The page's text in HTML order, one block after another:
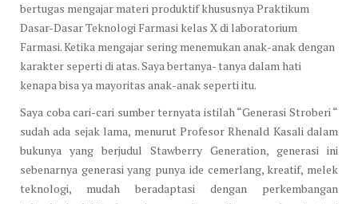
bertugas mengajar materi produktif khususnya Praktikum
Dasar-Dasar Teknologi Farmasi kelas X di laboratorium
Farmasi. Ketika mengajar sering menemukan anak-anak dengan
karakter seperti di atas. Saya bertanya- tanya dalam hati
kenapa bisa ya mayoritas anak-anak seperti itu.
Saya coba cari-cari sumber ternyata istilah “Generasi Stroberi “
sudah ada sejak lama, menurut Profesor Rhenald Kasali dalam
bukunya yang berjudul Stawberry Generation, generasi ini
sebenarnya generasi yang punya ide cemerlang, kreatif, melek
teknologi, mudah beradaptasi dengan perkembangan